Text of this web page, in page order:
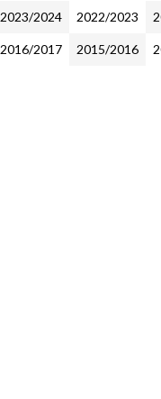
2023/2024 2022/2023
2016/2017 2015/2016